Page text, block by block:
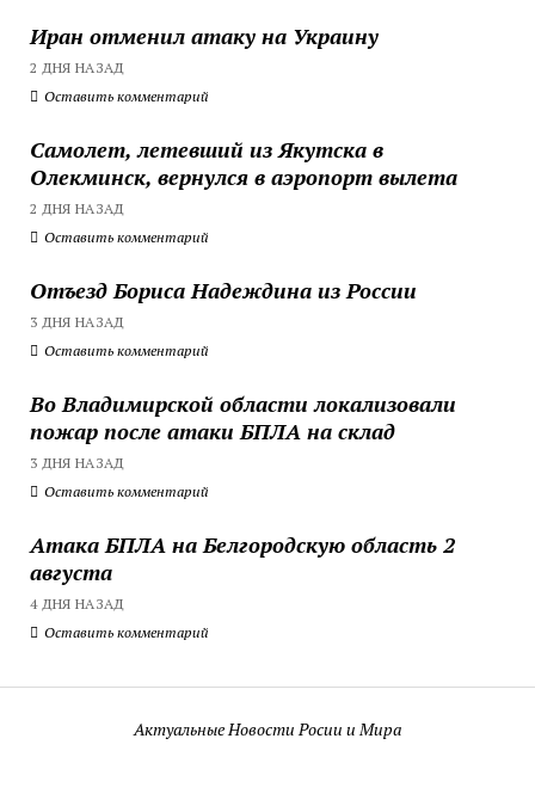
Иран отменил атаку на Украину
2 ДНЯ НАЗАД
Оставить комментарий
Самолет, летевший из Якутска в
Олекминск, вернулся в аэропорт вылета
2 ДНЯ НАЗАД
Оставить комментарий
Отъезд Бориса Надеждина из России
3 ДНЯ НАЗАД
Оставить комментарий
Во Владимирской области локализовали
пожар после атаки БПЛА на склад
3 ДНЯ НАЗАД
Оставить комментарий
Атака БПЛА на Белгородскую область 2
августа
4 ДНЯ НАЗАД
Оставить комментарий
Актуальные Новости Росии и Мира